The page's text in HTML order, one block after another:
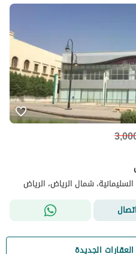
شمال الرياض، الرياض
اتصال
الجديدة